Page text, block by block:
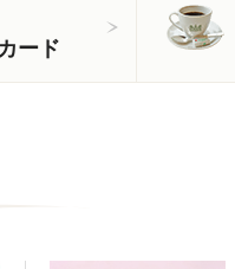
ード